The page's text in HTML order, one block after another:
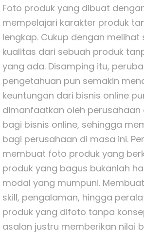
Foto produk yang dibuat
mempelajari karakter produk
lengkap. Cukup dengan
kualitas dari sebuah produk
yang ada. Disamping itu,
pengetahuan pun semakin
keuntungan dari bisnis online
dimanfaatkan oleh
bagi bisnis online, sehingga
bagi perusahaan di masa ini.
membuat foto produk yang
produk yang bagus bukanlah
modal yang mumpuni.
skill, pengalaman, hingga
produk yang difoto tanpa
asalan justru memberikan nilai